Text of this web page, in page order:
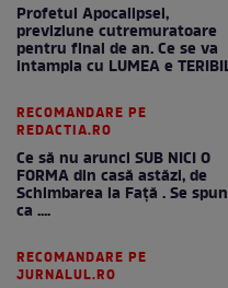
Profetul Apocalipsei,
previziune cutremuratoare
pentru final de an. Ce se va
intampla cu LUMEA e
RECOMANDARE PE
REDACTIA.RO
Ce să nu arunci SUB NICI O
FORMA din casă astăzi, de
Schimbarea la Față . Se
ca ....
RECOMANDARE PE
JURNALUL.RO